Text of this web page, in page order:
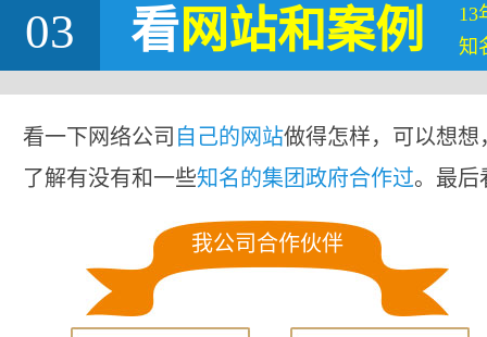
03 看网站和案例
13
知
看一下网络公司 自己的网站做得怎样，可以想
了解有没有和一些知名的集团政府合作过。最后
我公司合作伙伴